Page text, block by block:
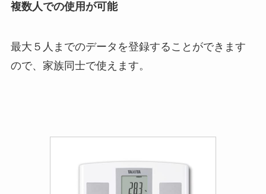
複数人での使用が可能
最大５人までのデータを登録することができます
ので、家族同士で使えます。